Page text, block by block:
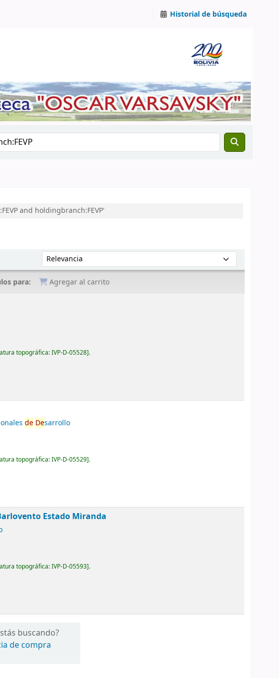
Historial de búsqueda
and holdingbranch:FEVP'
Ordenar por:
para: Agregar al carrito
topográfica:IVP-D-05528 .
de Desarrollo
topográfica:IVP-D-05529 .
Estado Miranda
topográfica:IVP-D-05593 .
buscando?
de compra